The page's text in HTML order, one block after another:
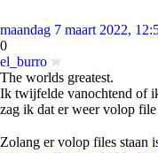
maandag 7 maart 2022,
0
el_burro
The worlds greatest.
Ik twijfelde vanochtend of
zag ik dat er weer volop
Zolang er volop files staan